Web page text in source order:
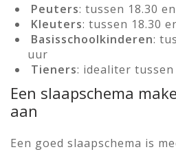
Peuters: tussen 18.30
Kleuters: tussen 18.30
Basisschoolkinderen:
uur
Tieners: idealiter tussen
Een slaapschema
aan
Een goed slaapschema is